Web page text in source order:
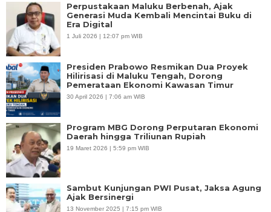
Perpustakaan Maluku Berbenah, Ajak
Generasi Muda Kembali Mencintai Buku di
Era Digital
1 Juli 2026 | 12:07 pm WIB
Presiden Prabowo Resmikan Dua Proyek
Hilirisasi di Maluku Tengah, Dorong
Pemerataan Ekonomi Kawasan Timur
30 April 2026 | 7:06 am WIB
Program MBG Dorong Perputaran Ekonomi
Daerah hingga Triliunan Rupiah
19 Maret 2026 | 5:59 pm WIB
Sambut Kunjungan PWI Pusat, Jaksa Agung
Ajak Bersinergi
13 November 2025 | 7:15 pm WIB